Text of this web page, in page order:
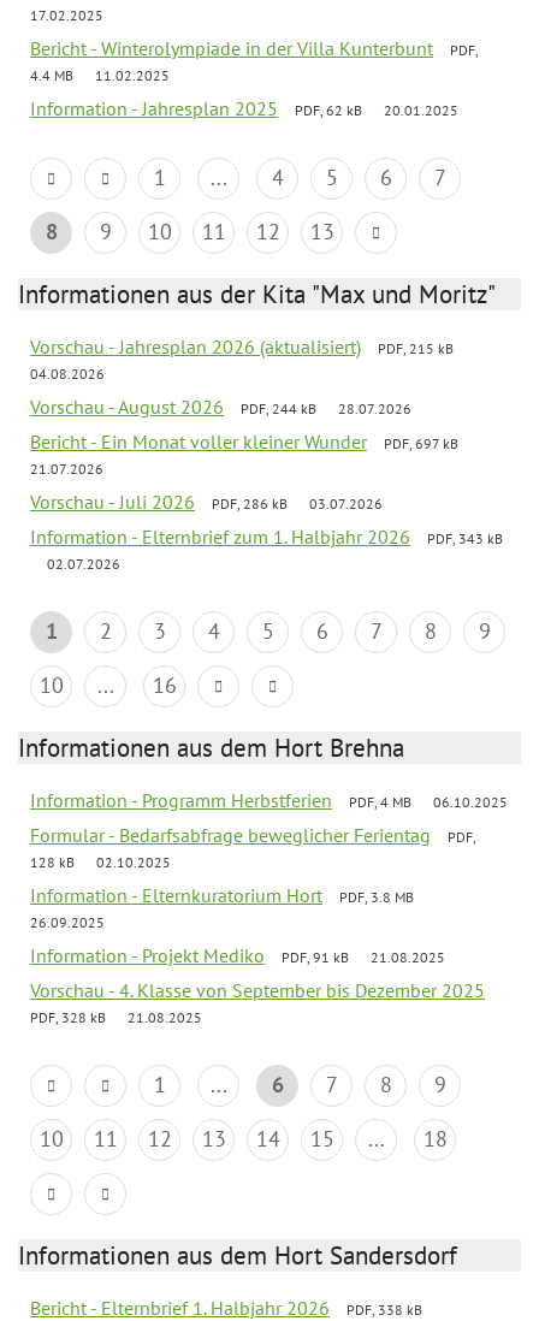
17.02.2025
Bericht - Winterolympiade in der Villa Kunterbunt
PDF,
4.4 MB
11.02.2025
Information - Jahresplan 2025 PDF, 62 kB 20.01.2025
1 ... 4 5 6
7
8
9 10 11 12 13
Informationen aus der Kita "Max und Moritz"
Vorschau - Jahresplan 2026 (aktualisiert)
PDF, 215 kB
04.08.2026
Vorschau - August 2026 PDF, 244 kB 28.07.2026
Bericht - Ein Monat voller kleiner Wunder
PDF, 697 kB
21.07.2026
Vorschau - Juli 2026 PDF, 286 kB 03.07.2026
Information - Elternbrief zum 1. Halbjahr 2026
PDF, 343 kB
02.07.2026
1 2 3 4 5 6 7 8
9
10
... 16
Informationen aus dem Hort Brehna
Information - Programm Herbstferien PDF, 4 MB 06.10.2025
Formular - Bedarfsabfrage beweglicher Ferientag
PDF,
128 kB
02.10.2025
Information - Elternkuratorium Hort
PDF, 3.8 MB
26.09.2025
Information - Projekt Mediko PDF, 91 kB 21.08.2025
Vorschau - 4. Klasse von September bis Dezember 2025
PDF, 328 kB 21.08.2025
1 ... 6 7 8
9
10
11 12 13 14 15 ... 18
Informationen aus dem Hort Sandersdorf
Bericht - Elternbrief 1. Halbjahr 2026
PDF, 338 kB